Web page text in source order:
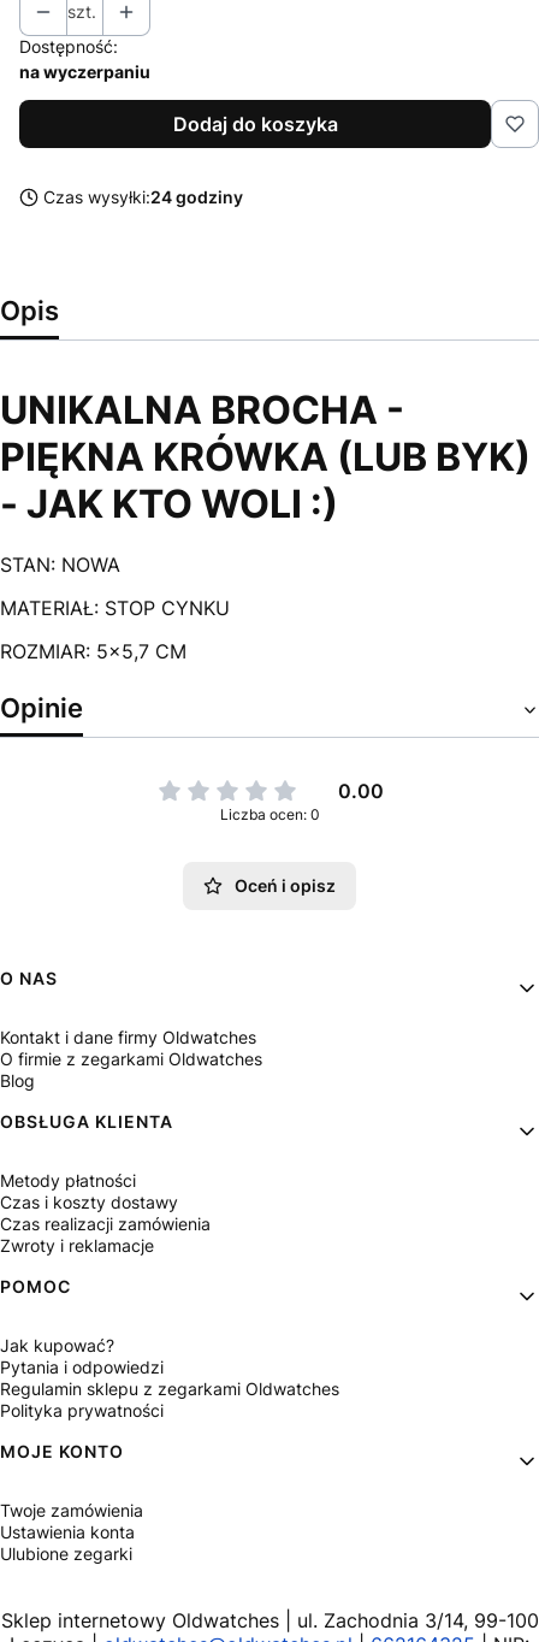
szt.
Dostępność:
na wyczerpaniu
Dodaj do koszyka
Czas wysyłki:24 godziny
Opis
UNIKALNA BROCHA -
PIĘKNA KRÓWKA (LUB BYK)
- JAK KTO WOLI :)
STAN: NOWA
MATERIAŁ: STOP CYNKU
ROZMIAR: 5x5,7 CM
Opinie
0.00
Liczba ocen: 0
Oceń i opisz
Linki w stopce
O NAS
Kontakt i dane firmy Oldwatches
O firmie z zegarkami Oldwatches
Blog
OBSŁUGA KLIENTA
Metody płatności
Czas i koszty dostawy
Czas realizacji zamówienia
Zwroty i reklamacje
POMOC
Jak kupować?
Pytania i odpowiedzi
Regulamin sklepu z zegarkami Oldwatches
Polityka prywatności
MOJE KONTO
Twoje zamówienia
Ustawienia konta
Ulubione zegarki
Sklep internetowy Oldwatches | ul. Zachodnia 3/14, 99-100